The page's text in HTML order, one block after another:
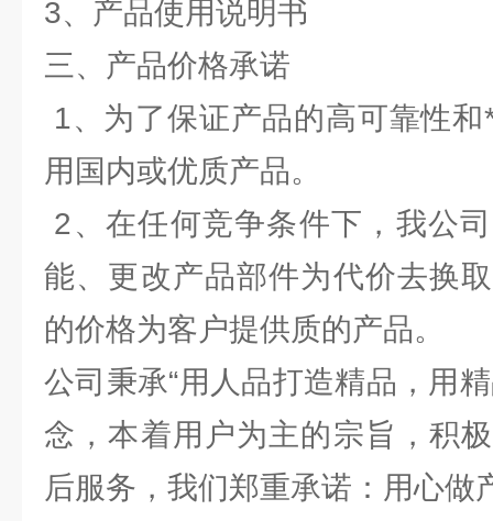
3、产品使用说明书
三、产品价格承诺
1、为了保证产品的高可靠性
用国内或优质产品。
2、在任何竞争条件下，我公
能、更改产品部件为代价去换
的价格为客户提供质的产品。
公司秉承“用人品打造精品，用
念，本着用户为主的宗旨，积
后服务，我们郑重承诺：用心做